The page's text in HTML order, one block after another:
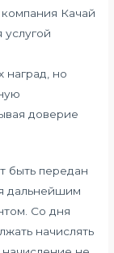
Качай
услугой
наград, но
доверие
быть передан
дальнейшим
Со дня
начислять